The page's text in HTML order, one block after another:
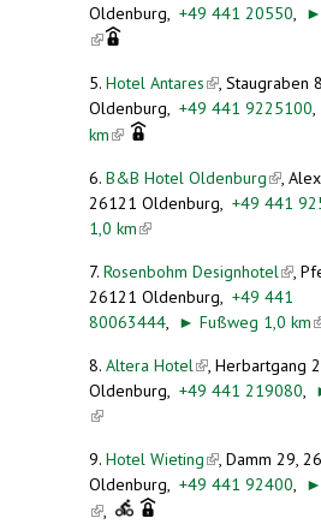
Oldenburg, +49 441 20550, ►
(link is external)
5. Hotel Antares(link is external)
, Staugraben
Oldenburg, +49 441 9225100,
km(link is external)
6. B&B Hotel Oldenburg(link is
,
26121 Oldenburg, +49 441
1,0 km(link is external)
7. Rosenbohm Designhotel(link
,
26121 Oldenburg, +49 441
80063444, ► Fußweg 1,0 km
8. Altera Hotel(link is external)
, Herbartgang
Oldenburg, +49 441 219080,
(link is external)
9. Hotel Wieting(link is external)
, Damm 29,
Oldenburg, +49 441 92400, ►
(link is external)
,